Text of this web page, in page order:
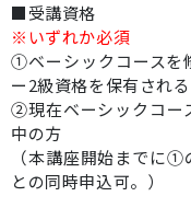
■受講資格
※いずれか必須
①ベーシックコースを
ー2級資格を保有され
②現在ベーシックコー
中の方
（本講座開始までに
との同時申込可。）